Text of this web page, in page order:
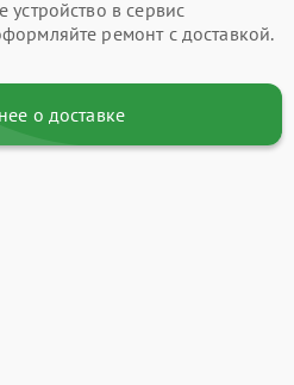
в сервис
ремонт с доставкой.
о доставке